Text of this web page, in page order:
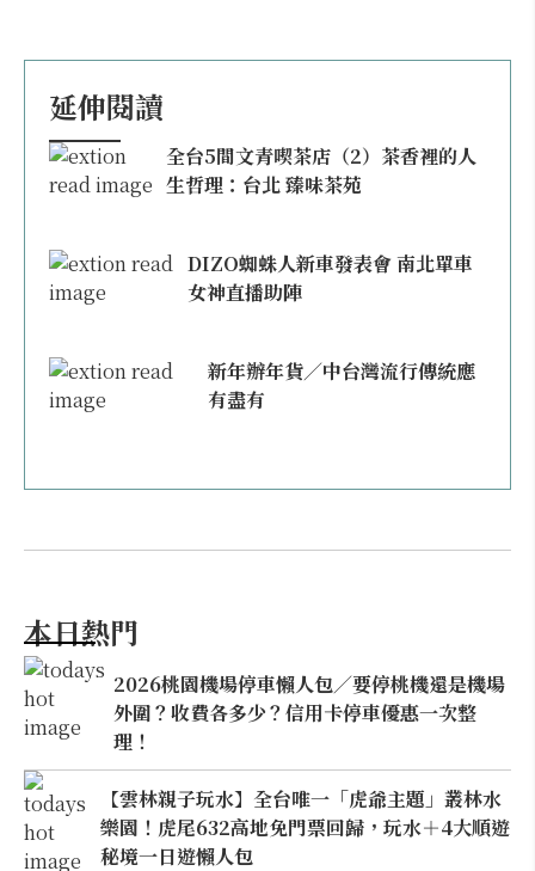
延伸閱讀
全台5間文青喫茶店（2）茶香裡的人
生哲理：台北 臻味茶苑
DIZO蜘蛛人新車發表會 南北單車
女神直播助陣
新年辦年貨／中台灣流行傳統應
有盡有
本日熱門
2026桃園機場停車懶人包／要停桃機還是機場
外圍？收費各多少？信用卡停車優惠一次整
理！
【雲林親子玩水】全台唯一「虎爺主題」叢林水
樂園！虎尾632高地免門票回歸，玩水＋4大順遊
秘境一日遊懶人包